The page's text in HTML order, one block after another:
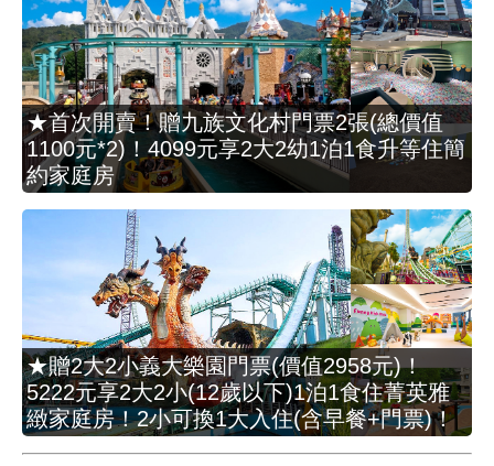
★首次開賣！贈九族文化村門票2張(總價值
1100元*2)！4099元享2大2幼1泊1食升等住簡
約家庭房
★贈2大2小義大樂園門票(價值2958元)！
5222元享2大2小(12歲以下)1泊1食住菁英雅
緻家庭房！2小可換1大入住(含早餐+門票)！